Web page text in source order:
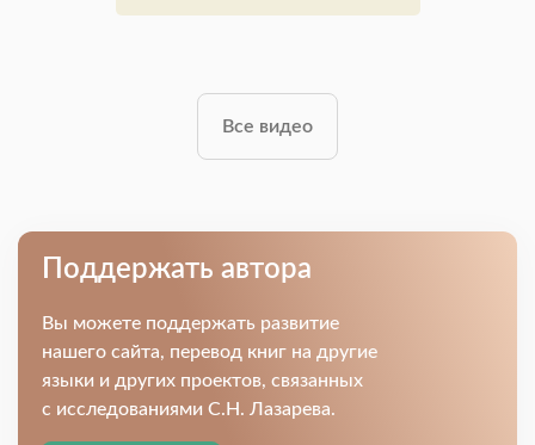
Все видео
Поддержать автора
Вы можете поддержать развитие
нашего сайта, перевод книг на другие
языки и других проектов, связанных
с исследованиями С.Н. Лазарева.